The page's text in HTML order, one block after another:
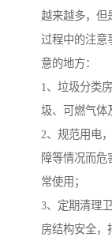
越来越多，但
过程中的注意
意的地方：
1、垃圾分类
圾、可燃气体
2、规范用电
障等情况而危
常使用；
3、定期清理
房结构安全，